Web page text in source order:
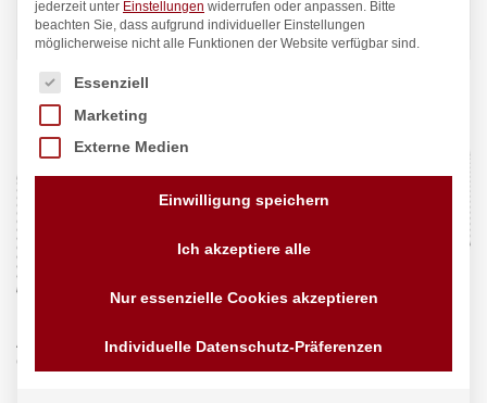
Standardsortierung
Ablagefach für Kühl- und
Gefrierschränke 2-türig Kitchen
Arktic, Regal
Marke: Arktic
jederzeit unter Einstellungen widerrufen oder anpassen. Bitte
beachten Sie, dass aufgrund individueller Einstellungen
möglicherweise nicht alle Funktionen der Website verfügbar sind.
Es folgt eine Liste der Service-Gruppen, für die eine
Essenziell
Marketing
Externe Medien
Einwilligung speichern
Ich akzeptiere alle
Nur essenzielle Cookies akzeptieren
Individuelle Datenschutz-Präferenzen